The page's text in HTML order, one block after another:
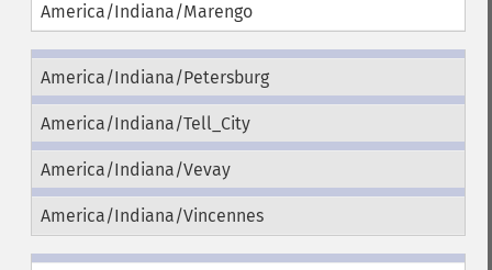
America/Indiana/Marengo
America/Indiana/Petersburg
America/Indiana/Tell_City
America/Indiana/Vevay
America/Indiana/Vincennes